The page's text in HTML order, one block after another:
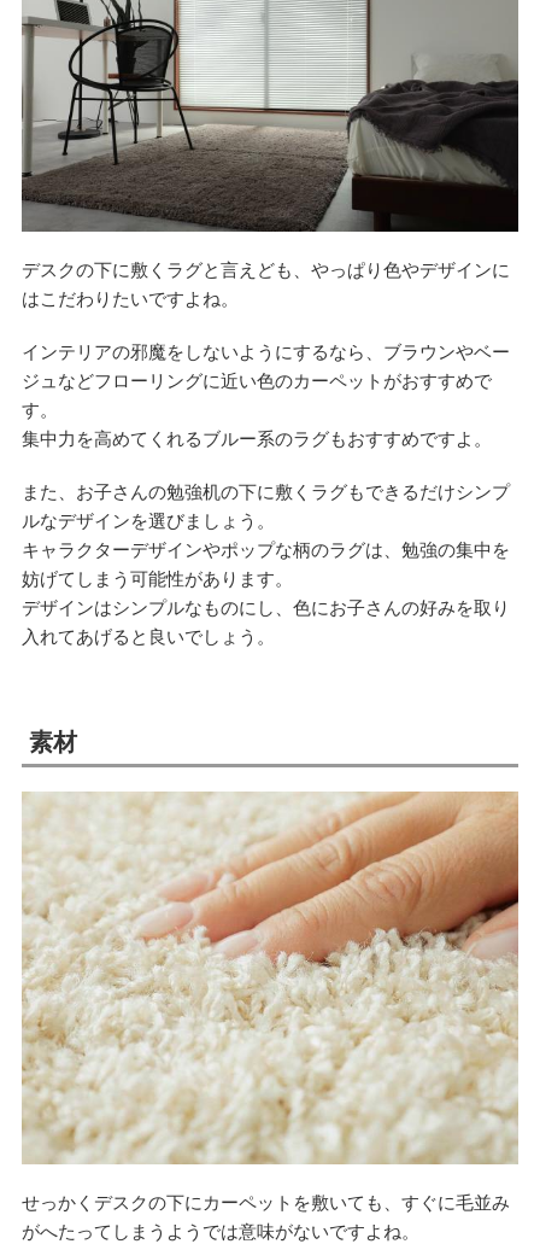
デスクの下に敷くラグと言えども、やっぱり色やデザインに
はこだわりたいですよね。
インテリアの邪魔をしないようにするなら、ブラウンやベー
ジュなどフローリングに近い色のカーペットがおすすめで
す。
集中力を高めてくれるブルー系のラグもおすすめですよ。
また、お子さんの勉強机の下に敷くラグもできるだけシンプ
ルなデザインを選びましょう。
キャラクターデザインやポップな柄のラグは、勉強の集中を
妨げてしまう可能性があります。
デザインはシンプルなものにし、色にお子さんの好みを取り
入れてあげると良いでしょう。
素材
せっかくデスクの下にカーペットを敷いても、すぐに毛並み
がへたってしまうようでは意味がないですよね。